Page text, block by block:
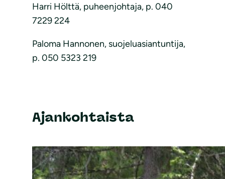
Harri Hölttä, puheenjohtaja, p. 040
7229 224
Paloma Hannonen, suojeluasiantuntija,
p. 050 5323 219
Ajankohtaista